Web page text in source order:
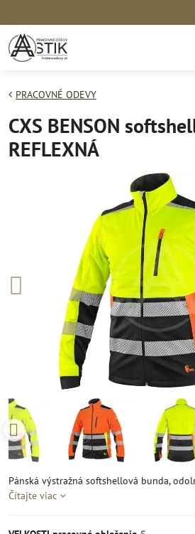
PRACOVNÉ ODEVY
CXS BENSON
REFLEXNÁ
Pánská výstražná softshellová bunda,
Čítajte viac